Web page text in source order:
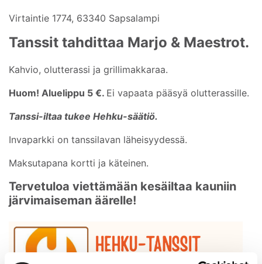
Virtaintie 1774, 63340 Sapsalampi
Tanssit tahdittaa Marjo & Maestrot.
Kahvio, olutterassi ja grillimakkaraa.
Huom! Aluelippu 5 €. Ei vapaata pääsyä olutterassille.
Tanssi-iltaa tukee Hehku-säätiö.
Invaparkki on tanssilavan läheisyydessä.
Maksutapana kortti ja käteinen.
Tervetuloa viettämään kesäiltaa kauniin
järvimaiseman äärelle!